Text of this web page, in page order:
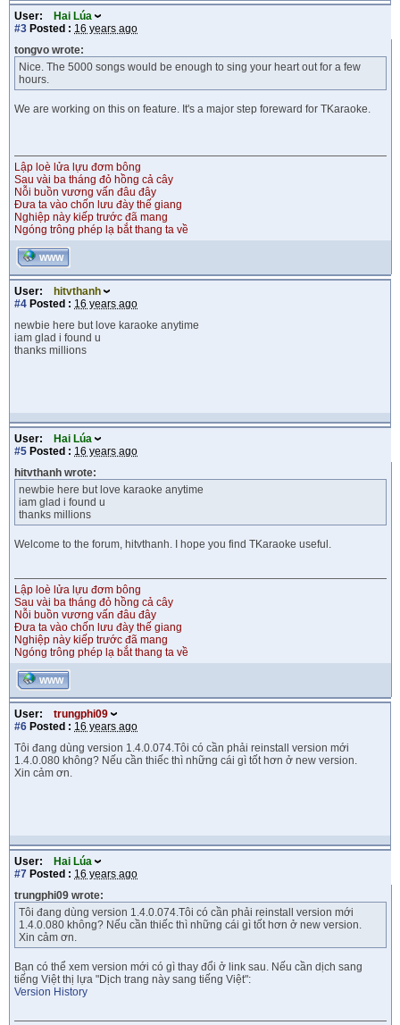
User:
Hai Lúa
#3 Posted : 16 years ago
tongvo wrote:
Nice. The 5000 songs would be enough to sing your heart out for a few
hours.
We are working on this on feature. It's a major step foreward for TKaraoke.
Lập loè lửa lựu đơm bông
Sau vài ba tháng đỏ hồng cả cây
Nỗi buồn vương vấn đâu đây
Đưa ta vào chốn lưu đày thế giang
Nghiệp này kiếp trước đã mang
Ngóng trông phép lạ bắt thang ta về
WWW
User:
hitvthanh
#4 Posted : 16 years ago
newbie here but love karaoke anytime
iam glad i found u
thanks millions
User:
Hai Lúa
#5 Posted : 16 years ago
hitvthanh wrote:
newbie here but love karaoke anytime
iam glad i found u
thanks millions
Welcome to the forum, hitvthanh. I hope you find TKaraoke useful.
Lập loè lửa lựu đơm bông
Sau vài ba tháng đỏ hồng cả cây
Nỗi buồn vương vấn đâu đây
Đưa ta vào chốn lưu đày thế giang
Nghiệp này kiếp trước đã mang
Ngóng trông phép lạ bắt thang ta về
WWW
User:
trungphi09
#6 Posted : 16 years ago
Tôi đang dùng version 1.4.0.074.Tôi có cần phải reinstall version mới
1.4.0.080 không? Nếu cần thiếc thì những cái gì tốt hơn ở new version.
Xin cảm ơn.
User:
Hai Lúa
#7 Posted : 16 years ago
trungphi09 wrote:
Tôi đang dùng version 1.4.0.074.Tôi có cần phải reinstall version mới
1.4.0.080 không? Nếu cần thiếc thì những cái gì tốt hơn ở new version.
Xin cảm ơn.
Bạn có thể xem version mới có gì thay đổi ở link sau. Nếu cần dịch sang
tiếng Việt thị lựa "Dịch trang này sang tiếng Việt":
Version History